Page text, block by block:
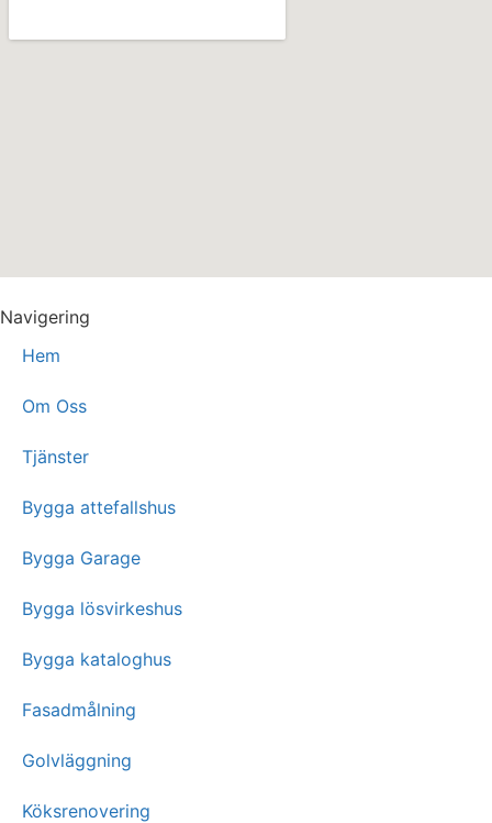
Navigering
Hem
Om Oss
Tjänster
Bygga attefallshus
Bygga Garage
Bygga lösvirkeshus
Bygga kataloghus
Fasadmålning
Golvläggning
Köksrenovering